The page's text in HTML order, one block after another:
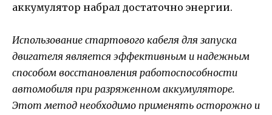
аккумулятор набрал достаточно энергии.
Использование стартового кабеля для запуска
двигателя является эффективным и надежным
способом восстановления работоспособности
автомобиля при разряженном аккумуляторе.
Этот метод необходимо применять осторожно и